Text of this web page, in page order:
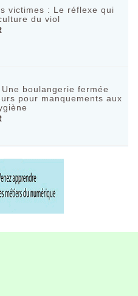
victimes : Le réflexe qui
du viol
boulangerie fermée
pour manquements aux